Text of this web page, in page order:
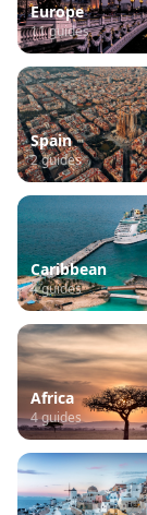
Europe
11guides
Spain
2guides
Caribbean
4guides
Africa
4guides